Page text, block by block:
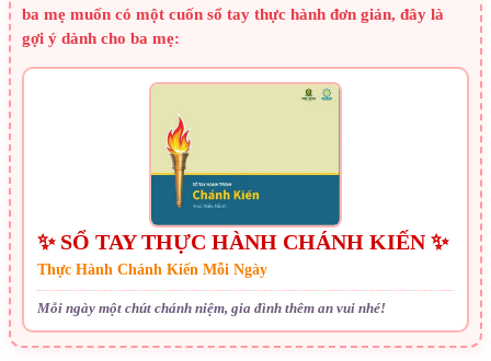
ba mẹ muốn có một cuốn sổ tay thực hành đơn giản, đây là
gợi ý dành cho ba mẹ:
✨ SỔ TAY THỰC HÀNH CHÁNH KIẾN ✨
Thực Hành Chánh Kiến Mỗi Ngày
Mỗi ngày một chút chánh niệm, gia đình thêm an vui nhé!